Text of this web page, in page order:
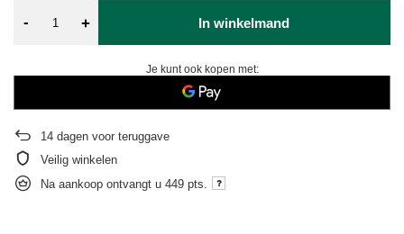
- + In winkelmand
Je kunt ook kopen met:
14 dagen voor teruggave
Veilig winkelen
Na aankoop ontvangt u 449 pts.